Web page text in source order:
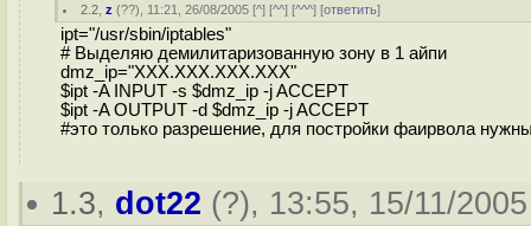
2.2 ,z (??), 11:21, 26/08/2005 [^] [^^] [^^^] [ответить]
ipt="/usr/sbin/iptables"
# Выделяю демилитаризованную зону в 1 айпи
dmz_ip="XXX.XXX.XXX.XXX"
$ipt -A INPUT -s $dmz_ip -j ACCEPT
$ipt -A OUTPUT -d $dmz_ip -j ACCEPT
#это только разрешение, для постройки фаирвола
1.3, dot22 (?), 13:55, 15/11/